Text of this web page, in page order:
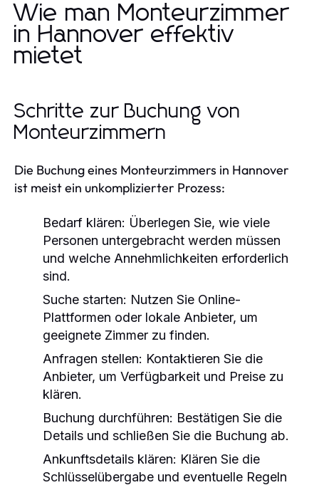
Wie man Monteurzimmer
in Hannover effektiv
mietet
Schritte zur Buchung von
Monteurzimmern
Die Buchung eines Monteurzimmers in Hannover
ist meist ein unkomplizierter Prozess:
Bedarf klären: Überlegen Sie, wie viele
Personen untergebracht werden müssen
und welche Annehmlichkeiten erforderlich
sind.
Suche starten: Nutzen Sie Online-
Plattformen oder lokale Anbieter, um
geeignete Zimmer zu finden.
Anfragen stellen: Kontaktieren Sie die
Anbieter, um Verfügbarkeit und Preise zu
klären.
Buchung durchführen: Bestätigen Sie die
Details und schließen Sie die Buchung ab.
Ankunftsdetails klären: Klären Sie die
Schlüsselübergabe und eventuelle Regeln